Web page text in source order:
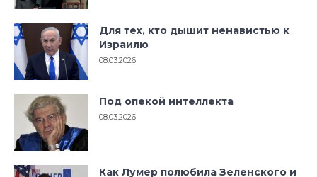
Для тех, кто дышит ненавистью к
Израилю
08.03.2026
Под опекой интеллекта
08.03.2026
Как Лумер полюбила Зеленского и